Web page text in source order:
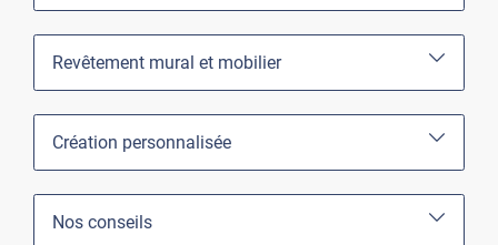
Revêtement mural et mobilier
Création personnalisée
Nos conseils